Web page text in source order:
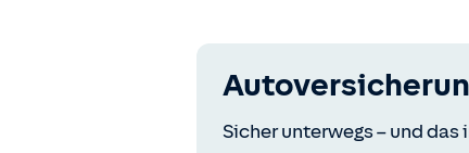
Sicher unterwegs – und das